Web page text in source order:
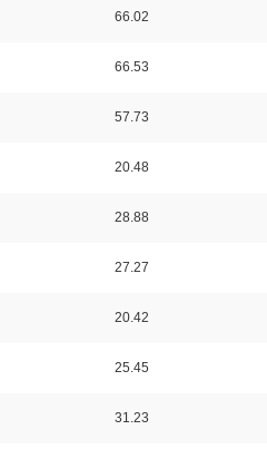
66.02
66.53
57.73
20.48
28.88
27.27
20.42
25.45
31.23